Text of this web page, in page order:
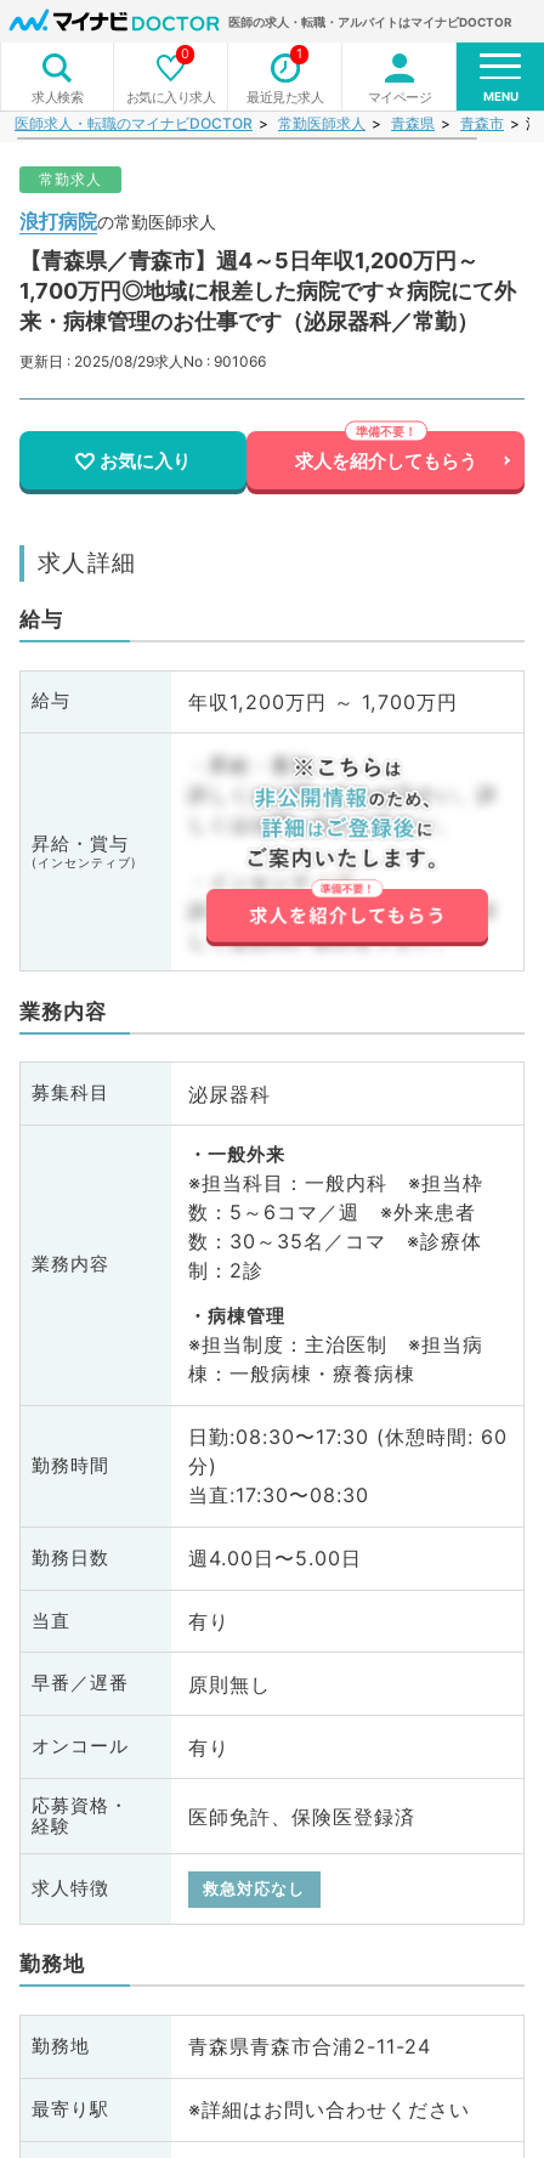
医師の求人・転職・アルバイトはマイナビDOCTOR
求人検索 お気に入り求人
0
最近見た求人
1
マイページ MENU
医師求人・転職のマイナビDOCTOR 常勤医師求人 青森県 青森市 浪
常勤求人
浪打病院の常勤医師求人
【青森県／青森市】週4～5日年収1,200万円～
1,700万円◎地域に根差した病院です☆病院にて外
来・病棟管理のお仕事です（泌尿器科／常勤）
更新日 : 2025/08/29求人No : 901066
お気に入り 求人を紹介してもらう
求人詳細
給与
給与 年収1,200万円 ～ 1,700万円
昇給・賞与
(インセンティブ)
・昇給・賞与
詳しくはお問い合わせ下さい。詳
しくはお問い合わせ下さい。
・インセンティブ
詳しくはお問い合わせ下さい。詳
しくはお問い合わせ下さい。
業務内容
募集科目 泌尿器科
業務内容
一般外来
※担当科目：一般内科 ※担当枠
数：5～6コマ／週 ※外来患者
数：30～35名／コマ ※診療体
制：2診
病棟管理
※担当制度：主治医制 ※担当病
棟：一般病棟・療養病棟
勤務時間
日勤:08:30〜17:30 (休憩時間: 60
分)
当直:17:30〜08:30
勤務日数 週4.00日〜5.00日
当直 有り
早番／遅番 原則無し
オンコール 有り
応募資格・
経験
医師免許、保険医登録済
求人特徴 救急対応なし
勤務地
勤務地 青森県青森市合浦2-11-24
最寄り駅 ※詳細はお問い合わせください